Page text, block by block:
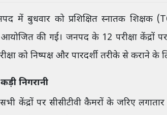
में बुधवार को प्रशिक्षित स्नातक शिक्षक
की गई। जनपद के 12 परीक्षा केंद्रों
को निष्पक्ष और पारदर्शी तरीके से कराने
निगरानी
सभी केंद्रों पर सीसीटीवी कैमरों के जरिए